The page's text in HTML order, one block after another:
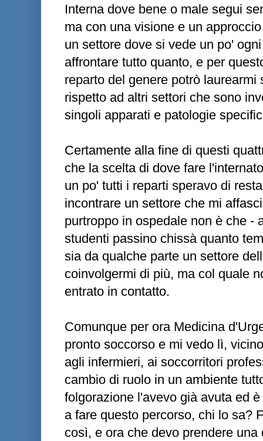
Interna dove bene o male segui
ma con una visione e un
un settore dove si vede un po'
affrontare tutto quanto, e per
reparto del genere potrò
rispetto ad altri settori che sono
singoli apparati e patologie
Certamente alla fine di questi
che la scelta di dove fare
un po' tutti i reparti speravo di
incontrare un settore che mi
purtroppo in ospedale non è che -
studenti passino chissà quanto
sia da qualche parte un settore
coinvolgermi di più, ma col quale
entrato in contatto.
Comunque per ora Medicina
pronto soccorso e mi vedo lì,
agli infermieri, ai soccorritori
cambio di ruolo in un ambiente
folgorazione l'avevo già avuta ed
a fare questo percorso, chi lo sa?
così, e ora che devo prendere